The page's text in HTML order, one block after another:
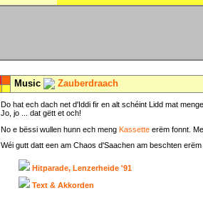
Music Zauberdraach
Do hat ech dach net d'Iddi fir en alt schéint Lidd mat
Jo, jo ... dat gëtt et och!
No e bëssi wullen hunn ech meng Kassette erëm fonnt.
Wéi gutt datt een am Chaos d'Saachen am beschten
Hitparade, Lenzerheide '91
Text & Akkorden